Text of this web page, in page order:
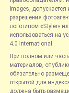
Images,
разрешения
логотипом «Styler»
использоваться на
4.0 International.
При полном или
материалов,
обязательно
открытой для
должна быть